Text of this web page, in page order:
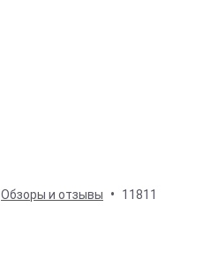
Обзоры и отзывы
11811